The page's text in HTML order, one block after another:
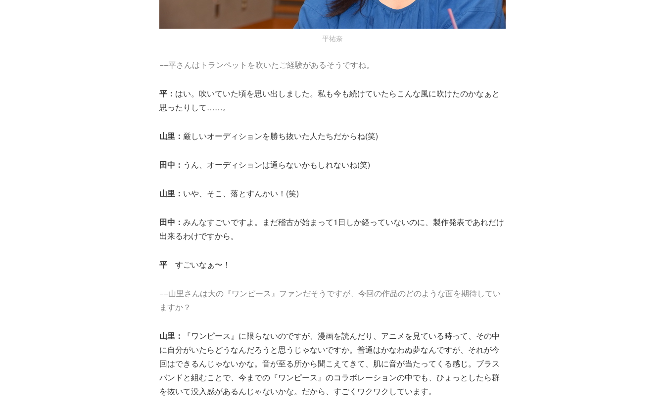
平祐奈
−−平さんはトランペットを吹いたご経験があるそうですね。
平： はい。吹いていた頃を思い出しました。私も今も続けていたらこんな風に吹けたのかなぁと
思ったりして……。
山里： 厳しいオーディションを勝ち抜いた人たちだからね(笑)
田中： うん、オーディションは通らないかもしれないね(笑)
山里： いや、そこ、落とすんかい！(笑)
田中： みんなすごいですよ。まだ稽古が始まって1日しか経っていないのに、製作発表であれだけ
出来るわけですから。
平 すごいなぁ〜！
−−山里さんは大の『ワンピース』ファンだそうですが、今回の作品のどのような面を期待してい
ますか？
山里：
『ワンピース』に限らないのですが、漫画を読んだり、アニメを見ている時って、その中
に自分がいたらどうなんだろうと思うじゃないですか。普通はかなわぬ夢なんですが、それが今
回はできるんじゃないかな。音が至る所から聞こえてきて、肌に音が当たってくる感じ。ブラス
バンドと組むことで、今までの『ワンピース』のコラボレーションの中でも、ひょっとしたら群
を抜いて没入感があるんじゃないかな。だから、すごくワクワクしています。